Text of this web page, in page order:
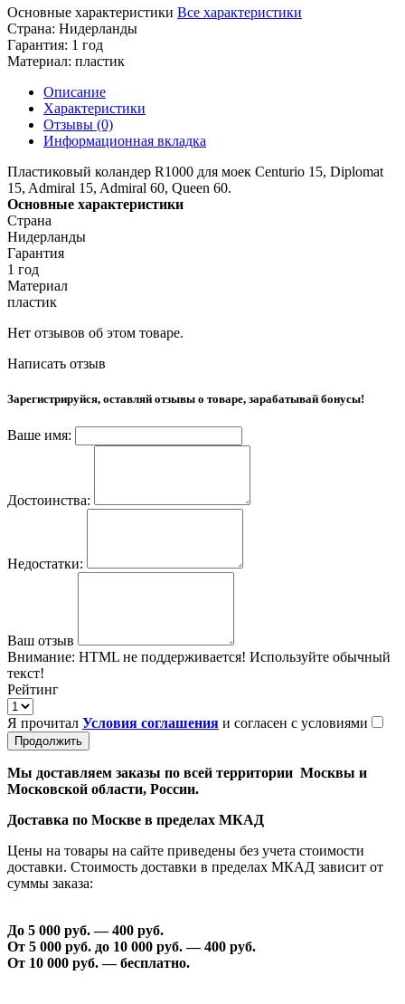
Основные характеристики Все характеристики
Страна: Нидерланды
Гарантия: 1 год
Материал: пластик
Описание
Характеристики
Отзывы (0)
Информационная вкладка
Пластиковый коландер R1000 для моек Centurio 15, Diplomat
15, Admiral 15, Admiral 60, Queen 60.
Основные характеристики
Страна
Нидерланды
Гарантия
1 год
Материал
пластик
Нет отзывов об этом товаре.
Написать отзыв
Зарегистрируйся, оставляй отзывы о товаре, зарабатывай бонусы!
Ваше имя:
Достоинства:
Недостатки:
Ваш отзыв
Внимание: HTML не поддерживается! Используйте обычный
текст!
Рейтинг
Я прочитал Условия соглашения и согласен с условиями
Продолжить
Мы доставляем заказы по всей территории Москвы и
Московской области, России.
Доставка по Москве в пределах МКАД
Цены на товары на сайте приведены без учета стоимости
доставки. Стоимость доставки в пределах МКАД зависит от
суммы заказа:
До 5 000 руб. —400 руб.
От 5 000 руб. до 10 000 руб. —400 руб.
От 10 000 руб. — бесплатно.